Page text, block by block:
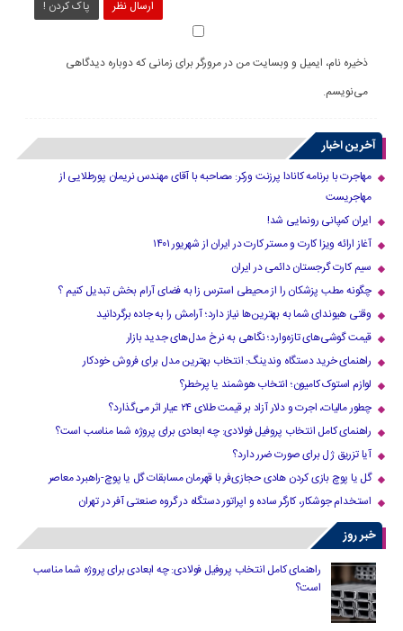
ارسال نظر پاک کردن !
ذخیره نام، ایمیل و وبسایت من در مرورگر برای زمانی که دوباره دیدگاهی
می‌نویسم.
آخرین اخبار
مهاجرت با برنامه کانادا پرزنت ورکر: مصاحبه با آقای مهندس نریمان پورطلایی از
مهاجریست
ایران کمپانی رونمایی شد!
آغاز ارائه ویزا کارت و مستر کارت در ایران از شهریور ۱۴۰۱
سیم کارت گرجستان دائمی در ایران
چگونه مطب پزشکان را از محیطی استرس زا به فضای آرام بخش تبدیل کنیم ؟
وقتی هیوندای شما به بهترین‌ها نیاز دارد؛ آرامش را به جاده برگردانید
قیمت گوشی‌های تازه‌وارد؛ نگاهی به نرخ مدل‌های جدید بازار
راهنمای خرید دستگاه وندینگ: انتخاب بهترین مدل برای فروش خودکار
لوازم استوک کامیون؛ انتخاب هوشمند یا پرخطر؟
چطور مالیات، اجرت و دلار آزاد بر قیمت طلای ۲۴ عیار اثر می‌گذارد؟
راهنمای کامل انتخاب پروفیل فولادی: چه ابعادی برای پروژه شما مناسب است؟
آیا تزریق ژل برای صورت ضرر دارد​؟
گل یا پوچ بازی کردن هادی حجازی‌فر با قهرمان مسابقات گل یا پوچ-راهبرد معاصر
استخدام جوشکار، کارگر ساده و اپراتور دستگاه در گروه صنعتی آفر در تهران
خبر روز
راهنمای کامل انتخاب پروفیل فولادی: چه ابعادی برای پروژه شما مناسب
است؟